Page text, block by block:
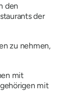
den
der
zu nehmen,
mit
mit